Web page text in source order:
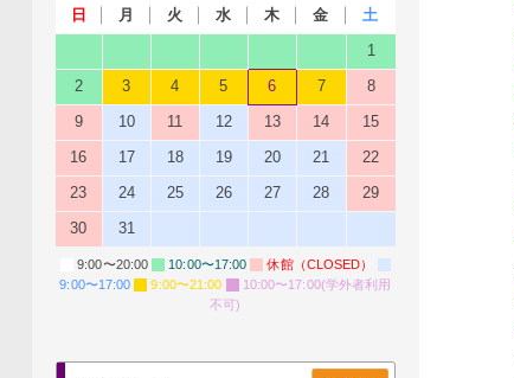
日 月 火 水 木 金
土
1
2
3 4 5 6 7
8
9
10 11 12 13 14
15
16
17 18 19 20 21
22
23
24 25 26 27 28
29
30
31
9:00〜20:00 10:00〜17:00
休館（CLOSED）
9:00〜17:00
9:00〜21:00
10:00〜17:00(学外者利用
不可)